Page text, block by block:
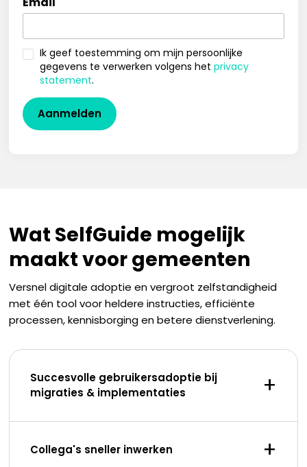
Ik geef toestemming om mijn persoonlijke
gegevens te verwerken volgens hetprivacy
statement.
Wat SelfGuide mogelijk
maakt voor gemeenten
Versnel digitale adoptie en vergroot zelfstandigheid
met één tool voor heldere instructies, efficiënte
processen, kennisborging en betere dienstverlening.
Succesvolle gebruikersadoptie bij
migraties & implementaties
+
Collega's sneller inwerken +